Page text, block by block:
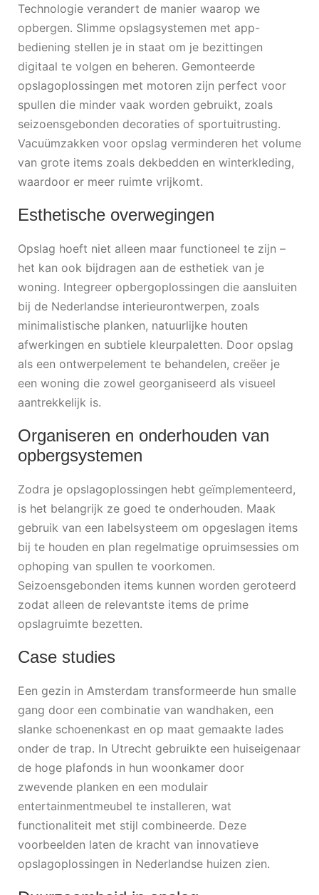
Technologie verandert de manier waarop we
opbergen. Slimme opslagsystemen met app-
bediening stellen je in staat om je bezittingen
digitaal te volgen en beheren. Gemonteerde
opslagoplossingen met motoren zijn perfect voor
spullen die minder vaak worden gebruikt, zoals
seizoensgebonden decoraties of sportuitrusting.
Vacuümzakken voor opslag verminderen het volume
van grote items zoals dekbedden en winterkleding,
waardoor er meer ruimte vrijkomt.
Esthetische overwegingen
Opslag hoeft niet alleen maar functioneel te zijn –
het kan ook bijdragen aan de esthetiek van je
woning. Integreer opbergoplossingen die aansluiten
bij de Nederlandse interieurontwerpen, zoals
minimalistische planken, natuurlijke houten
afwerkingen en subtiele kleurpaletten. Door opslag
als een ontwerpelement te behandelen, creëer je
een woning die zowel georganiseerd als visueel
aantrekkelijk is.
Organiseren en onderhouden van
opbergsystemen
Zodra je opslagoplossingen hebt geïmplementeerd,
is het belangrijk ze goed te onderhouden. Maak
gebruik van een labelsysteem om opgeslagen items
bij te houden en plan regelmatige opruimsessies om
ophoping van spullen te voorkomen.
Seizoensgebonden items kunnen worden geroteerd
zodat alleen de relevantste items de prime
opslagruimte bezetten.
Case studies
Een gezin in Amsterdam transformeerde hun smalle
gang door een combinatie van wandhaken, een
slanke schoenenkast en op maat gemaakte lades
onder de trap. In Utrecht gebruikte een huiseigenaar
de hoge plafonds in hun woonkamer door
zwevende planken en een modulair
entertainmentmeubel te installeren, wat
functionaliteit met stijl combineerde. Deze
voorbeelden laten de kracht van innovatieve
opslagoplossingen in Nederlandse huizen zien.